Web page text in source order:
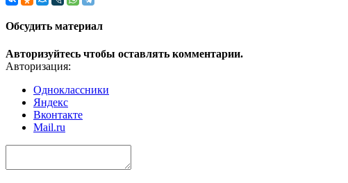
Обсудить материал
Авторизуйтесь чтобы оставлять комментарии.
Авторизация:
Одноклассники
Яндекс
Вконтакте
Mail.ru